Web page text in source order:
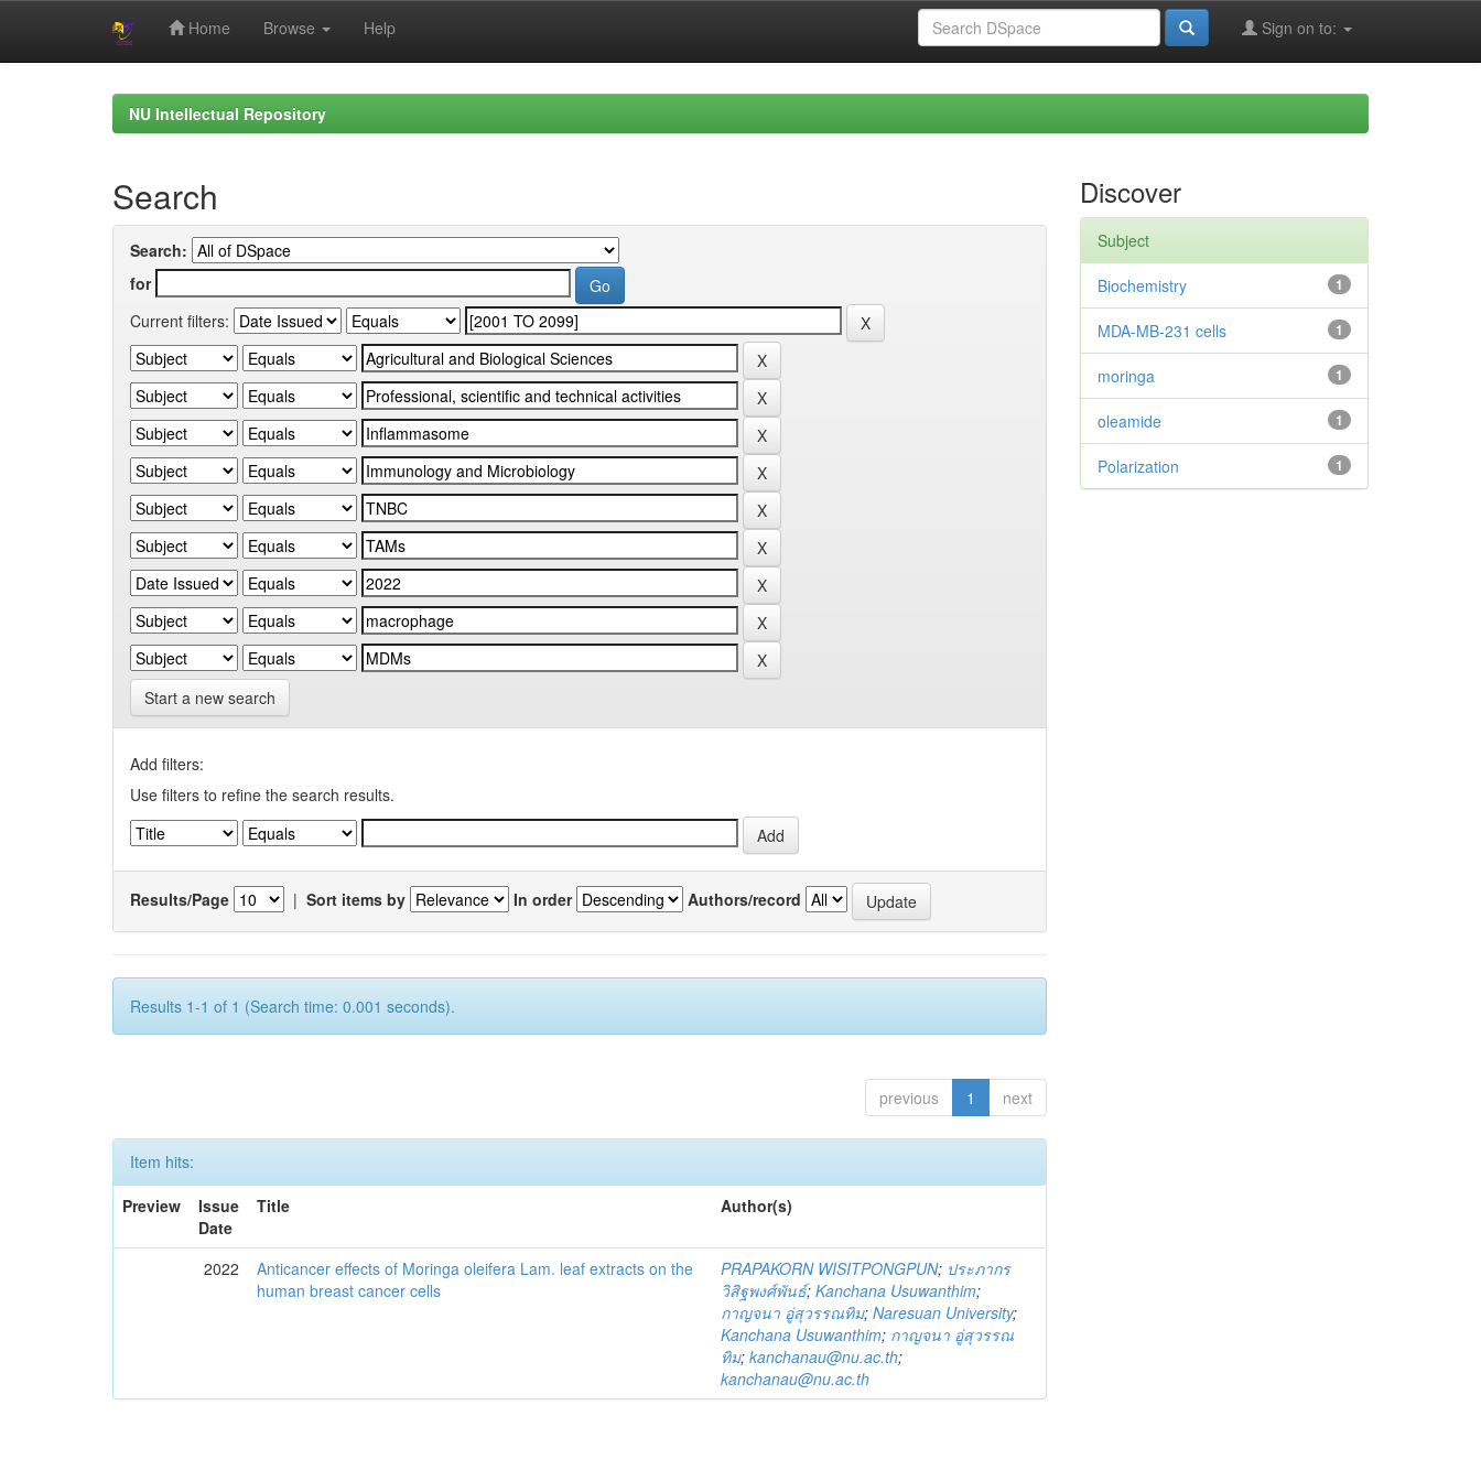
Home Browse Help Sign on to:
NU Intellectual Repository
Search
Search:
for
Current filters:
Start a new search
Add filters:
Use filters to refine the search results.
Results/Page | Sort items by In order Authors/record
Results 1-1 of 1 (Search time: 0.001 seconds).
previous 1 next
Item hits:
Preview
Issue
Date
Title Author(s)
2022
Anticancer effects of Moringa oleifera Lam. leaf extracts on the
human breast cancer cells
PRAPAKORN WISITPONGPUN; ประภากร
วิสิฐพงศ์พันธ์;Kanchana Usuwanthim;
กาญจนา อู่สุวรรณทิม;Naresuan University;
Kanchana Usuwanthim; กาญจนา อู่สุวรรณ
ทิม;kanchanau@nu.ac.th;
kanchanau@nu.ac.th
Discover
Subject
1
Biochemistry
1
MDA-MB-231 cells
1
moringa
1
oleamide
1
Polarization